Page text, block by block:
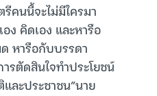
คนนี้จะไม่มีใครมา
ง คิดเอง และหารือ
หารือกับบรรดา
รตัดสินใจทำประโยชน์
ละประชาชน”นาย